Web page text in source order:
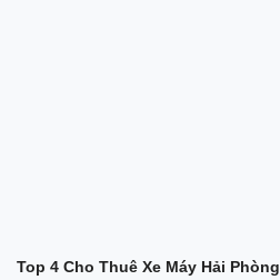
Top 4 Cho Thuê Xe Máy Hải Phòng